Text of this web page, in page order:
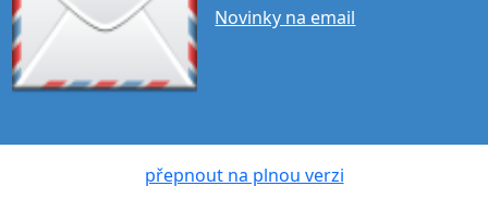
Novinky na email
přepnout na plnou verzi